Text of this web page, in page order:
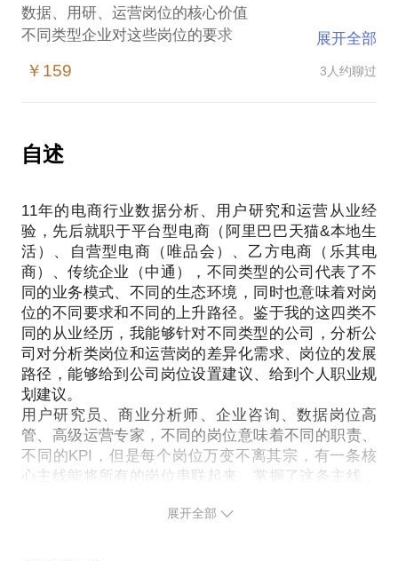
数据、用研、运营等分析岗日常工作中应当注意的问
题
初入职场，应当如何快速成长
数据、用研、运营岗位的核心价值
不同类型企业对这些岗位的要求
题
展开全部
￥159 3人约聊过
自述
11年的电商行业数据分析、用户研究和运营从业经
验，先后就职于平台型电商（阿里巴巴天猫&本地生
活）、自营型电商（唯品会）、乙方电商（乐其电
商）、传统企业（中通），不同类型的公司代表了不
同的业务模式、不同的生态环境，同时也意味着对岗
位的不同要求和不同的上升路径。鉴于我的这四类不
同的从业经历，我能够针对不同类型的公司，分析公
司对分析类岗位和运营岗的差异化需求、岗位的发展
路径，能够给到公司岗位设置建议、给到个人职业规
划建议。
用户研究员、商业分析师、企业咨询、数据岗位高
管、高级运营专家，不同的岗位意味着不同的职责、
不同的KPI，但是每个岗位万变不离其宗，有一条核
心主线能将所有的岗位串联起来。掌握了这条主线，
展开全部